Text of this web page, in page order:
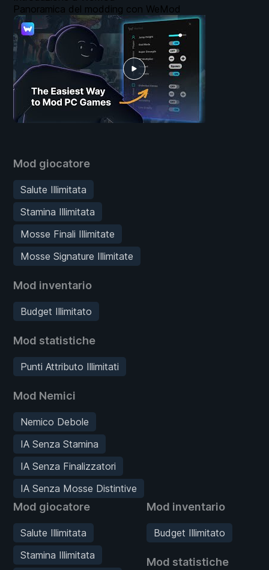
Mod giocatore
Salute Illimitata
Stamina Illimitata
Mosse Finali Illimitate
Mosse Signature Illimitate
Mod inventario
Budget Illimitato
Mod statistiche
Punti Attributo Illimitati
Mod Nemici
Nemico Debole
IA Senza Stamina
IA Senza Finalizzatori
IA Senza Mosse Distintive
Mod giocatore
Salute Illimitata
Stamina Illimitata
Mod inventario
Budget Illimitato
Mod statistiche
Panoramica del modding con WeMod